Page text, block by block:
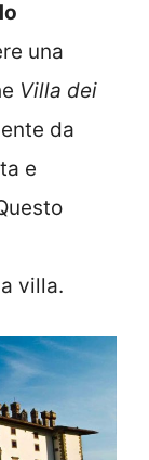
una
Villa dei
da
e
villa.